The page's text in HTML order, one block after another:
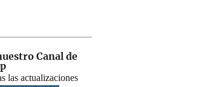
Canal de
las actualizaciones